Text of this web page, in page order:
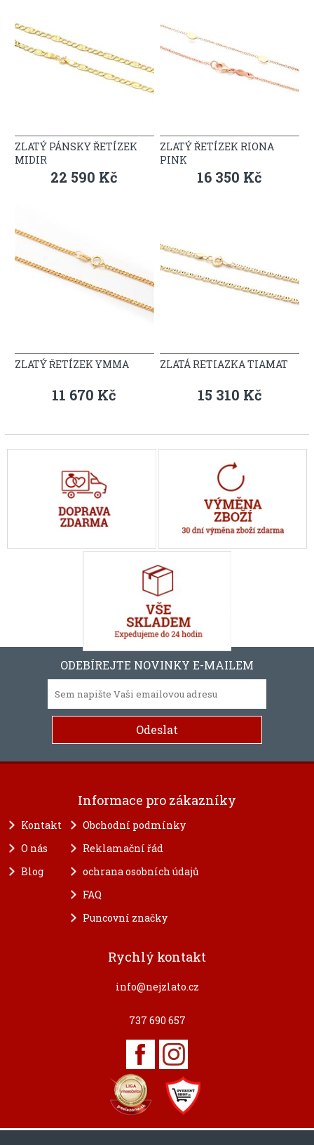
ZLATÝ PÁNSKY ŘETÍZEK
MIDIR
22 590 Kč
ZLATÝ ŘETÍZEK RIONA
PINK
16 350 Kč
ZLATÝ ŘETÍZEK YMMA
11 670 Kč
ZLATÁ RETIAZKA TIAMAT
15 310 Kč
ODEBÍREJTE NOVINKY E-MAILEM
Informace pro zákazníky
Kontakt
O nás
Blog
Obchodní podmínky
Reklamační řád
ochrana osobních údajů
FAQ
Puncovní značky
Rychlý kontakt
info@nejzlato.cz
737 690 657